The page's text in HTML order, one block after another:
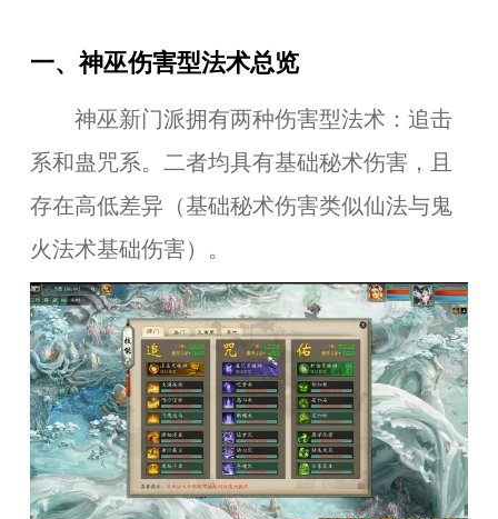
一、神巫伤害型法术总览
神巫新门派拥有两种伤害型法术：追击
系和蛊咒系。二者均具有基础秘术伤害，且
存在高低差异（基础秘术伤害类似仙法与鬼
火法术基础伤害）。